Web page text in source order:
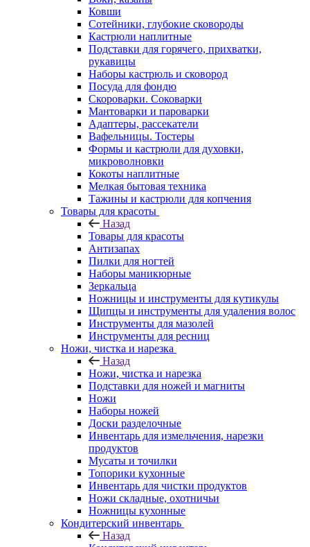
Ковши
Сотейники, глубокие сковороды
Кастрюли наплитные
Подставки для горячего, прихватки,
рукавицы
Наборы кастрюль и сковород
Посуда для фондю
Скороварки. Соковарки
Мантоварки и пароварки
Адаптеры, рассекатели
Вафельницы. Тостеры
Формы и кастрюли для духовки,
микроволновки
Кокоты наплитные
Мелкая бытовая техника
Тажины и кастрюли для копчения
Товары для красоты
Назад
Товары для красоты
Антизапах
Пилки для ногтей
Наборы маникюрные
Зеркальца
Ножницы и инструменты для кутикулы
Щипцы и инструменты для удаления волос
Инструменты для мазолей
Инструменты для ресниц
Ножи, чистка и нарезка
Назад
Ножи, чистка и нарезка
Подставки для ножей и магниты
Ножи
Наборы ножей
Доски разделочные
Инвентарь для измельчения, нарезки
продуктов
Мусаты и точилки
Топорики кухонные
Инвентарь для чистки продуктов
Ножи складные, охотничьи
Ножницы кухонные
Кондитерский инвентарь
Назад